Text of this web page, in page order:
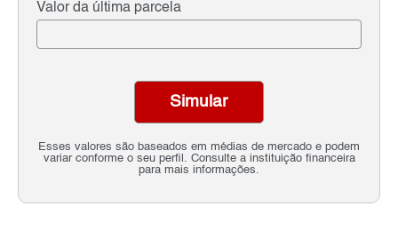
Valor da última parcela
Esses valores são baseados em médias de mercado e podem
variar conforme o seu perfil. Consulte a instituição financeira
para mais informações.
Simular